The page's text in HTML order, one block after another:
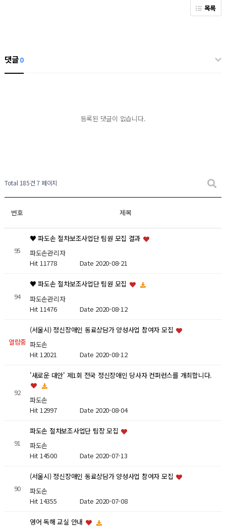
목록
댓글0
등록된 댓글이 없습니다.
Total 185건 7 페이지
번호 제목
95
♥ 파도손 절차보조사업단 팀원 모집 결과
파도손관리자
Hit 11778 Date 2020-08-21
94
♥ 파도손 절차보조사업단 팀원 모집
파도손관리자
Hit 11476 Date 2020-08-12
열람중
(서울시) 정신장애인 동료상담가 양성사업 참여자 모집
파도손
Hit 12021 Date 2020-08-12
92
'새로운 대안' 제1회 전국 정신장애인 당사자 컨퍼런스를 개최합니다.
파도손
Hit 12997 Date 2020-08-04
91
파도손 절차보조사업단 팀장 모집
파도손
Hit 14500 Date 2020-07-13
90
(서울시) 정신장애인 동료상담가 양성사업 참여자 모집
파도손
Hit 14355 Date 2020-07-08
영어 독해 교실 안내